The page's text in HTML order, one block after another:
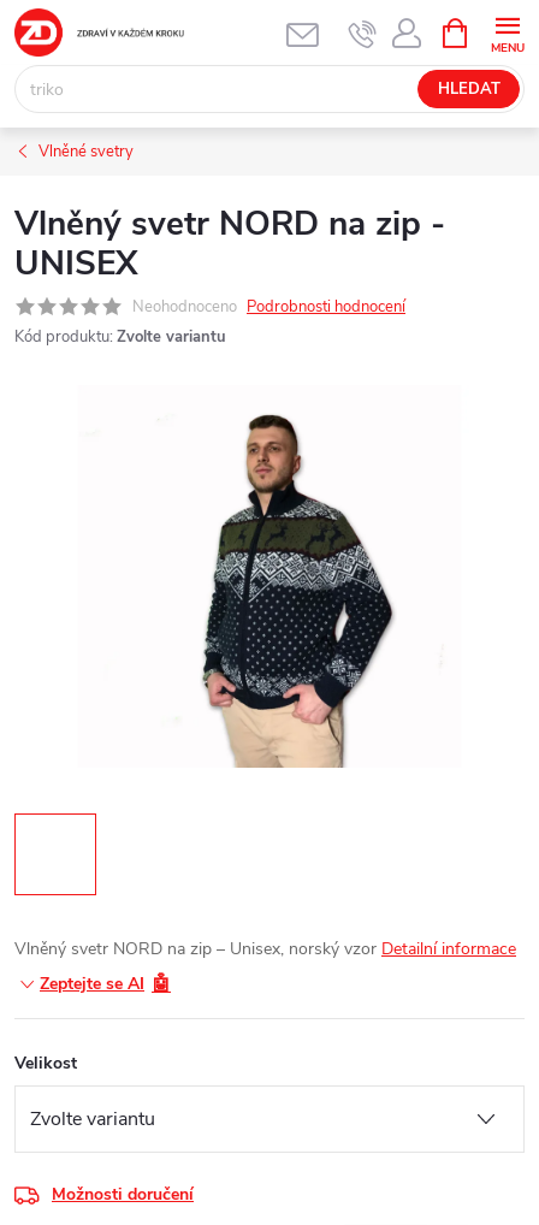
Přejít
na
obsah
HLEDAT
NÁKUPNÍ
KOŠÍK
Vlněné svetry
Vlněný svetr NORD na zip -
UNISEX
Neohodnoceno Podrobnosti hodnocení
Kód produktu: Zvolte variantu
Vlněný svetr NORD na zip – Unisex, norský vzor Detailní informace
Zeptejte se AI 🤖
Velikost
Možnosti doručení